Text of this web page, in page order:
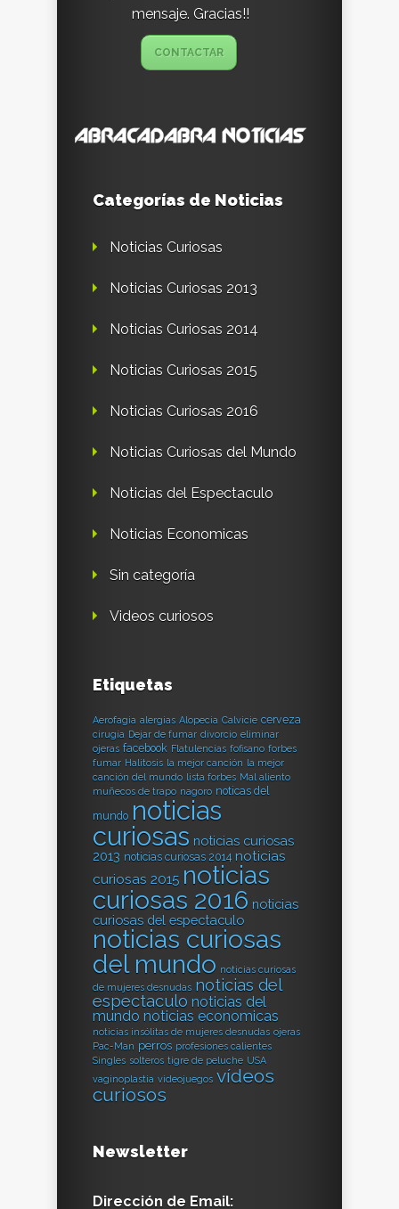
mensaje. Gracias!!
CONTACTAR
Categorías de Noticias
Noticias Curiosas
Noticias Curiosas 2013
Noticias Curiosas 2014
Noticias Curiosas 2015
Noticias Curiosas 2016
Noticias Curiosas del Mundo
Noticias del Espectaculo
Noticias Economicas
Sin categoría
Videos curiosos
Etiquetas
Aerofagia alergias Alopecia Calvicie cerveza
cirugía Dejar de fumar divorcio eliminar
ojeras facebook Flatulencias fofisano forbes
fumar Halitosis la mejor canción
la mejor
canción del mundo
lista forbes Mal aliento
muñecos de trapo nagoro noticas del
mundo noticias
curiosas noticias curiosas
2013 noticias curiosas 2014 noticias
curiosas 2015 noticias
curiosas 2016 noticias
curiosas del espectaculo
noticias curiosas
del mundo noticias curiosas
de mujeres desnudas noticias del
espectaculo noticias del
mundo noticias economicas
noticias insólitas de mujeres desnudas ojeras
Pac-Man perros profesiones calientes
Singles solteros tigre de peluche USA
vaginoplastia videojuegos vídeos
curiosos
Newsletter
Dirección de Email: